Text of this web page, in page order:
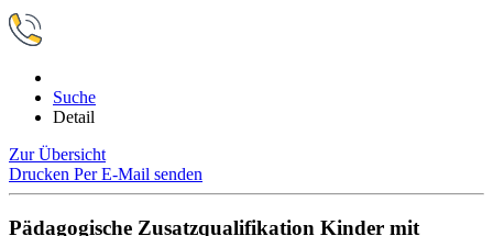
Suche
Detail
Zur Übersicht
Drucken Per E-Mail senden
Pädagogische Zusatzqualifikation Kinder mit